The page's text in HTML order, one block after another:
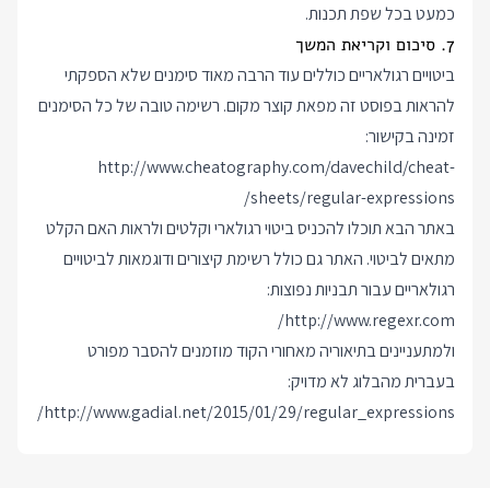
כמעט בכל שפת תכנות.
7. סיכום וקריאת המשך
ביטויים רגולאריים כוללים עוד הרבה מאוד סימנים שלא הספקתי
להראות בפוסט זה מפאת קוצר מקום. רשימה טובה של כל הסימנים
זמינה בקישור:
http://www.cheatography.com/davechild/cheat-
sheets/regular-expressions/
באתר הבא תוכלו להכניס ביטוי רגולארי וקלטים ולראות האם הקלט
מתאים לביטוי. האתר גם כולל רשימת קיצורים ודוגמאות לביטויים
רגולאריים עבור תבניות נפוצות:
http://www.regexr.com/
ולמתעניינים בתיאוריה מאחורי הקוד מוזמנים להסבר מפורט
בעברית מהבלוג לא מדויק:
http://www.gadial.net/2015/01/29/regular_expressions/